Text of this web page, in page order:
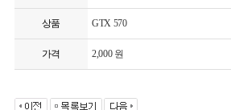
상품 GTX 570
가격 2,000 원